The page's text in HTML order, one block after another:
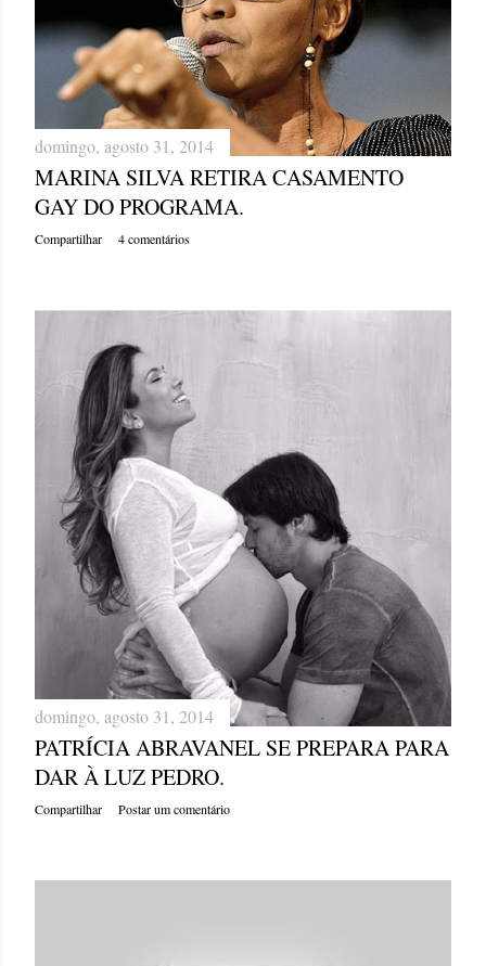
domingo, agosto 31, 2014
MARINA SILVA RETIRA CASAMENTO
GAY DO PROGRAMA.
Compartilhar 4 comentários
domingo, agosto 31, 2014
PATRÍCIA ABRAVANEL SE PREPARA PARA
DAR À LUZ PEDRO.
Compartilhar Postar um comentário